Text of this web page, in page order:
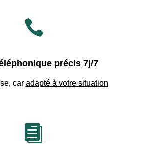

précis 7j/7
car adapté à votre situation
